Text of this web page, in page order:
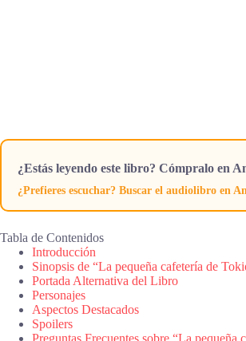
¿Estás leyendo este libro? Cómpralo en
¿Prefieres escuchar? Buscar el audiolibro en
Tabla de Contenidos
Introducción
Sinopsis de “La pequeña cafetería de
Portada Alternativa del Libro
Personajes
Aspectos Destacados
Spoilers
Preguntas Frecuentes sobre “La pequeña